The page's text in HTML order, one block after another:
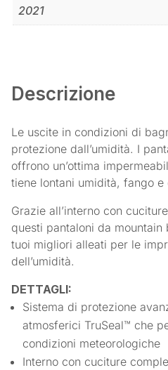
2021
Descrizione
Le uscite in condizioni di
protezione dall’umidità. I
offrono un’ottima
tiene lontani umidità, fango e
Grazie all’interno con
questi pantaloni da
tuoi migliori alleati per le
dell’umidità.
DETTAGLI:
Sistema di protezione
atmosferici TruSeal™ che
condizioni meteorologiche
Interno con cuciture